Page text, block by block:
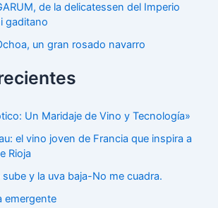
de la delicatessen del Imperio
gaditano
un gran rosado navarro
Un Maridaje de Vino y Tecnología»
el vino joven de Francia que inspira a
Rioja
y la uva baja-No me cuadra.
emergente